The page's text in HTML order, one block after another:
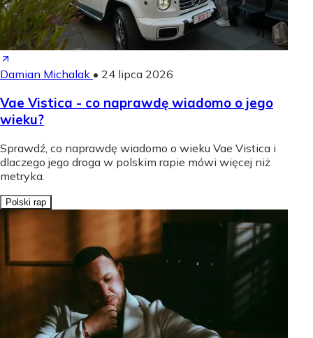
Damian Michalak • 24 lipca 2026
Vae Vistica - co naprawdę wiadomo o jego
wieku?
Sprawdź, co naprawdę wiadomo o wieku Vae Vistica i
dlaczego jego droga w polskim rapie mówi więcej niż
metryka.
Polski rap